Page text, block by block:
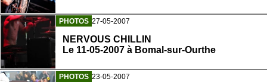
PHOTOS 27-05-2007
NERVOUS CHILLIN
Le 11-05-2007 à Bomal-sur-Ourthe
PHOTOS 23-05-2007